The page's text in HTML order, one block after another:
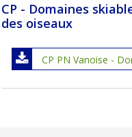
CP - Domaines
des oiseaux
CP PN Vanoise -